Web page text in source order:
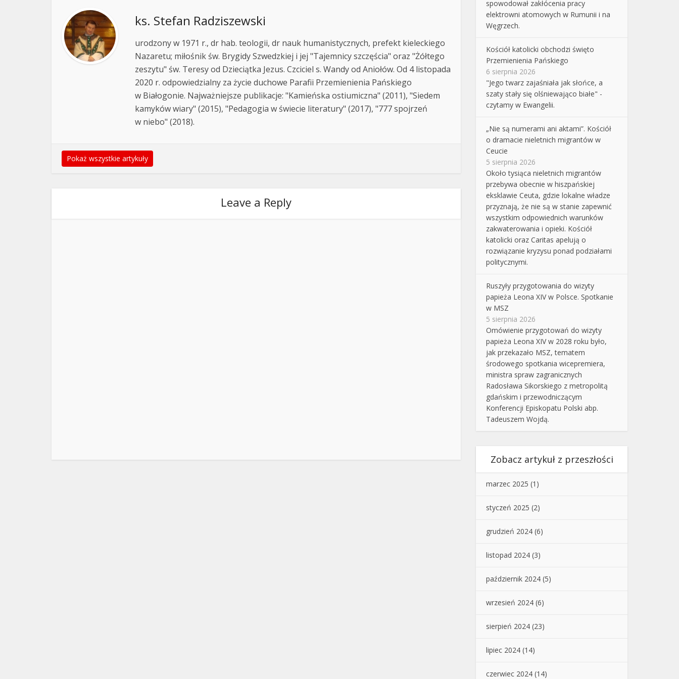
ks. Stefan Radziszewski
urodzony w 1971 r., dr hab. teologii, dr nauk humanistycznych, prefekt kieleckiego
Nazaretu; miłośnik św. Brygidy Szwedzkiej i jej "Tajemnicy szczęścia" oraz "Żółtego
zeszytu" św. Teresy od Dzieciątka Jezus. Czciciel s. Wandy od Aniołów. Od 4 listopada
2020 r. odpowiedzialny za życie duchowe Parafii Przemienienia Pańskiego
w Białogonie. Najważniejsze publikacje: "Kamieńska ostiumiczna" (2011), "Siedem
kamyków wiary" (2015), "Pedagogia w świecie literatury" (2017), "777 spojrzeń
w niebo" (2018).
Pokaż wszystkie artykuły
Leave a Reply
spowodował zakłócenia pracy
elektrowni atomowych w Rumunii i na
Węgrzech.
Kościół katolicki obchodzi święto
Przemienienia Pańskiego
6 sierpnia 2026
"Jego twarz zajaśniała jak słońce, a
szaty stały się olśniewająco białe" -
czytamy w Ewangelii.
„Nie są numerami ani aktami”. Kościół
o dramacie nieletnich migrantów w
Ceucie
5 sierpnia 2026
Około tysiąca nieletnich migrantów
przebywa obecnie w hiszpańskiej
eksklawie Ceuta, gdzie lokalne władze
przyznają, że nie są w stanie zapewnić
wszystkim odpowiednich warunków
zakwaterowania i opieki. Kościół
katolicki oraz Caritas apelują o
rozwiązanie kryzysu ponad podziałami
politycznymi.
Ruszyły przygotowania do wizyty
papieża Leona XIV w Polsce. Spotkanie
w MSZ
5 sierpnia 2026
Omówienie przygotowań do wizyty
papieża Leona XIV w 2028 roku było,
jak przekazało MSZ, tematem
środowego spotkania wicepremiera,
ministra spraw zagranicznych
Radosława Sikorskiego z metropolitą
gdańskim i przewodniczącym
Konferencji Episkopatu Polski abp.
Tadeuszem Wojdą.
Zobacz artykuł z przeszłości
marzec 2025 (1)
styczeń 2025 (2)
grudzień 2024 (6)
listopad 2024 (3)
październik 2024 (5)
wrzesień 2024 (6)
sierpień 2024 (23)
lipiec 2024 (14)
czerwiec 2024 (14)